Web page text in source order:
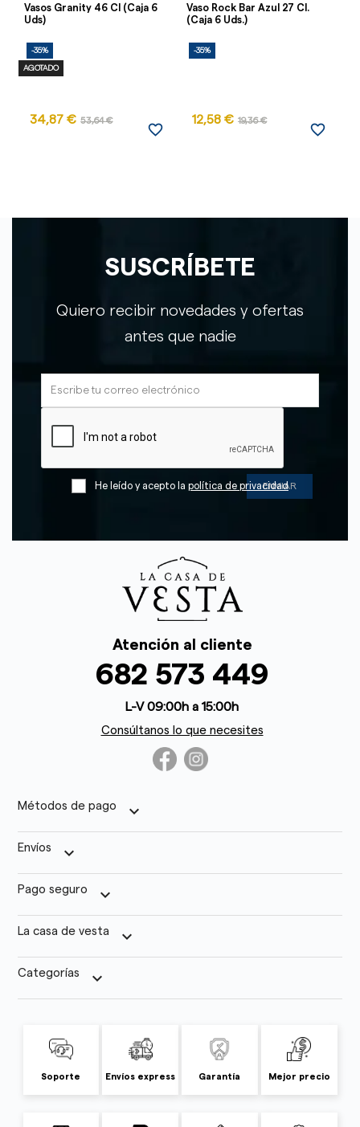
Vasos Granity 46 Cl (Caja 6
Uds)
-35%
AGOTADO
34,87 € 53,64 €
favorite_border
Vaso Rock Bar Azul 27 Cl.
(Caja 6 Uds.)
-35%
12,58 € 19,36 €
favorite_border
SUSCRÍBETE
Quiero recibir novedades y ofertas
antes que nadie
He leído y acepto la política de privacidad
Atención al cliente
682 573 449
L-V 09:00h a 15:00h
Consúltanos lo que necesites
Métodos de pago keyboard_arrow_down
Envíos keyboard_arrow_down
Pago seguro keyboard_arrow_down
La casa de vesta keyboard_arrow_down
Categorías keyboard_arrow_down
Soporte Envíos express Garantía Mejor precio